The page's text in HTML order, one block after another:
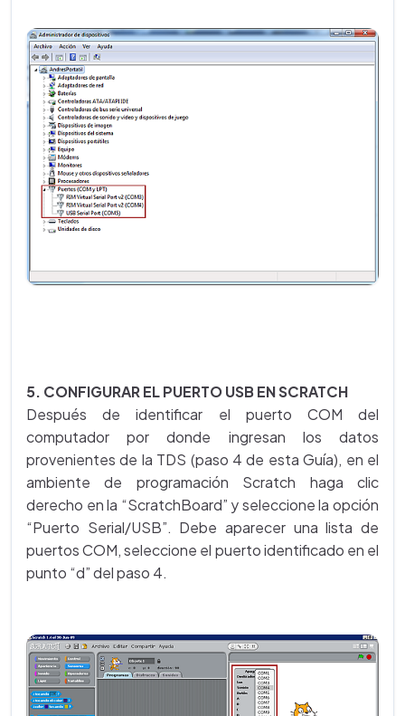
5. CONFIGURAR EL PUERTO USB EN SCRATCH
Después de identificar el puerto COM del
computador por donde ingresan los datos
provenientes de la TDS (paso 4 de esta Guía), en el
ambiente de programación Scratch haga clic
derecho en la “ScratchBoard” y seleccione la opción
“Puerto Serial/USB”. Debe aparecer una lista de
puertos COM, seleccione el puerto identificado en el
punto “d” del paso 4.